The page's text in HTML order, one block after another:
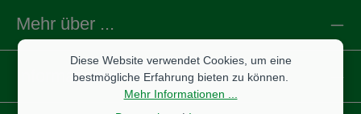
Mehr über ...
Informationen
Diese Website verwendet Cookies, um eine
bestmögliche Erfahrung bieten zu können.
Mehr Informationen ...